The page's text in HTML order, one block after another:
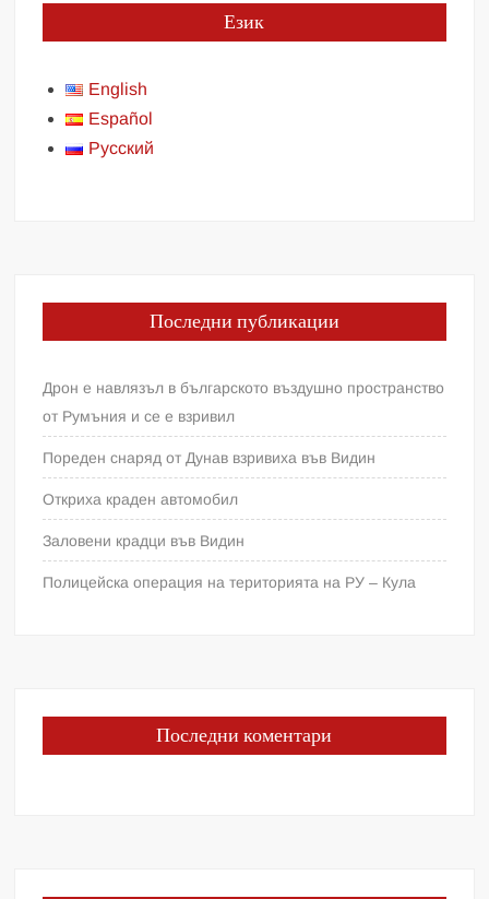
Език
English
Español
Русский
Последни публикации
Дрон е навлязъл в българското въздушно пространство
от Румъния и се е взривил
Пореден снаряд от Дунав взривиха във Видин
Откриха краден автомобил
Заловени крадци във Видин
Полицейска операция на територията на РУ – Кула
Последни коментари